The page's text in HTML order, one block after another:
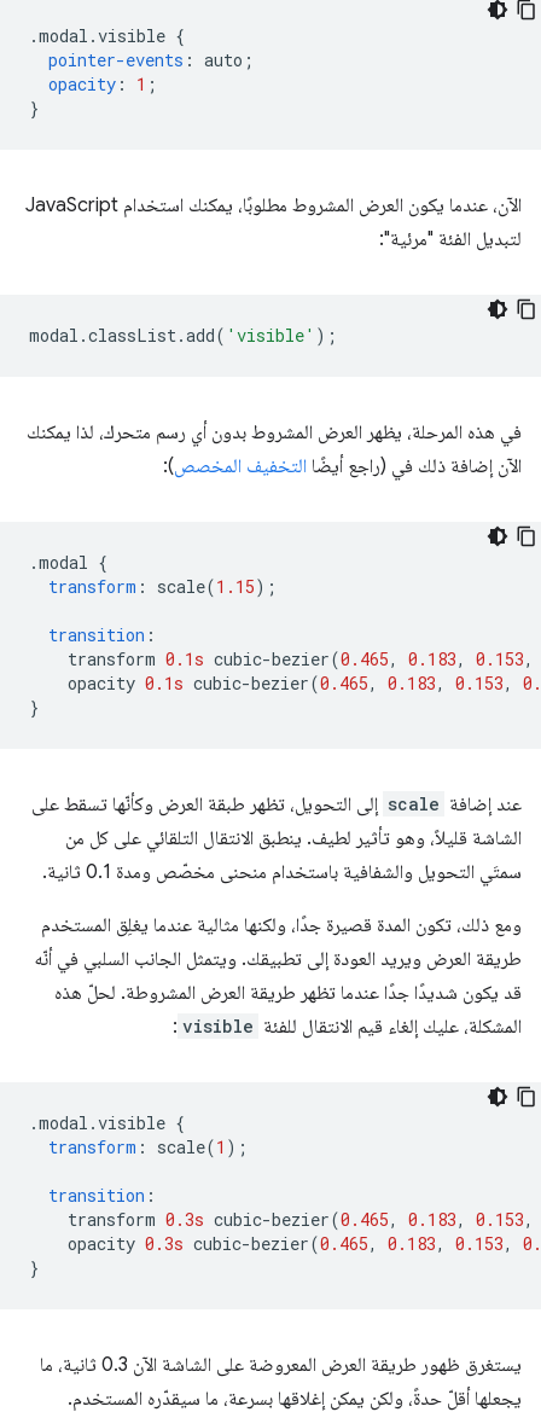
.modal .visible {
pointer-events : auto ;
opacity : 1 ;
}
الآن، عندما يكون العرض المشروط مطلوبًا، يمكنك استخدام JavaScript
لتبديل الفئة "مرئية":
modal .classList.add( 'visible' );
في هذه المرحلة، يظهر العرض المشروط بدون أي رسم متحرك، لذا يمكنك
الآن إضافة ذلك في (راجع أيضًا التخفيف المخصص):
.modal {
transform : scale(1.15);
transition :
transform 0.1s cubic-bezier(0.465, 0.183, 0.153,
opacity 0.1s cubic-bezier(0.465, 0.183, 0.153,
}
عند إضافة scale إلى التحويل، تظهر طبقة العرض وكأنّها تسقط على
الشاشة قليلاً، وهو تأثير لطيف. ينطبق الانتقال التلقائي على كل من
سمتَي التحويل والشفافية باستخدام منحنى مخصّص ومدة 0.1 ثانية.
ومع ذلك، تكون المدة قصيرة جدًا، ولكنها مثالية عندما يغلِق المستخدم
طريقة العرض ويريد العودة إلى تطبيقك. ويتمثل الجانب السلبي في أنّه
قد يكون شديدًا جدًا عندما تظهر طريقة العرض المشروطة. لحلّ هذه
المشكلة، عليك إلغاء قيم الانتقال للفئة visible
:
.modal .visible {
transform : scale(1 );
transition :
transform 0.3s cubic-bezier(0.465, 0.183, 0.153,
opacity 0.3s cubic-bezier(0.465, 0.183, 0.153,
}
يستغرق ظهور طريقة العرض المعروضة على الشاشة الآن 0.3 ثانية، ما
يجعلها أقلّ حدةً، ولكن يمكن إغلاقها بسرعة، ما سيقدّره المستخدم.